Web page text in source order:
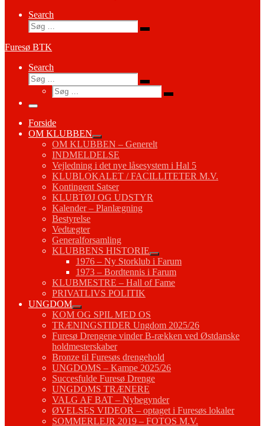
Search
Søg
Søg
Furesø BTK
Search
Søg
Søg
Søg
Søg
Menu
Forside
OM KLUBBEN
OM KLUBBEN – Generelt
INDMELDELSE
Vejledning i det nye låsesystem i Hal 5
KLUBLOKALET / FACILLITETER M.V.
Kontingent Satser
KLUBTØJ OG UDSTYR
Kalender – Planlægning
Bestyrelse
Vedtægter
Generalforsamling
KLUBBENS HISTORIE
1976 – Ny Storklub i Farum
1973 – Bordtennis i Farum
KLUBMESTRE – Hall of Fame
PRIVATLIVS POLITIK
UNGDOM
KOM OG SPIL MED OS
TRÆNINGSTIDER Ungdom 2025/26
Furesø Drengene vinder B-rækken ved Østdanske
holdmesterskaber
Bronze til Furesøs drengehold
UNGDOMS – Kampe 2025/26
Succesfulde Furesø Drenge
UNGDOMS TRÆNERE
VALG AF BAT – Nybegynder
ØVELSES VIDEOR – optaget i Furesøs lokaler
SOMMERLEJR 2019 – FOTOS M.V.